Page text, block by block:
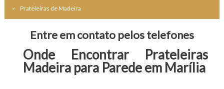
Prateleiras de Madeira
Entre em contato pelos telefones
Onde Encontrar Prateleiras
Madeira para Parede em Marília